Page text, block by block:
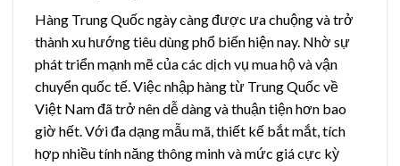
Hàng Trung Quốc ngày càng được ưa chuộng và trở
thành xu hướng tiêu dùng phổ biến hiện nay. Nhờ sự
phát triển mạnh mẽ của các dịch vụ mua hộ và vận
chuyển quốc tế. Việc nhập hàng từ Trung Quốc về
Việt Nam đã trở nên dễ dàng và thuận tiện hơn bao
giờ hết.Với đa dạng mẫu mã, thiết kế bắt mắt, tích
hợp nhiều tính năng thông minh và mức giá cực kỳ